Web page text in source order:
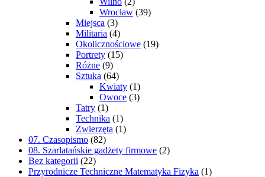
Wrocław (39)
Miejsca (3)
Militaria (4)
Okolicznościowe (19)
Portrety (15)
Różne (9)
Sztuka (64)
Kwiaty (1)
Owoce (3)
Tatry (1)
Technika (1)
Zwierzęta (1)
07. Czasopismo (82)
08. Szarlatańskie gadżety firmowe (2)
Bez kategorii (22)
Przyrodnicze Techniczne Matematyka Fizyka (1)